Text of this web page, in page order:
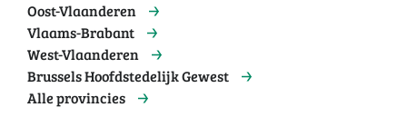
Oost-Vlaanderen
Vlaams-Brabant
West-Vlaanderen
Brussels Hoofdstedelijk Gewest
Alle provincies